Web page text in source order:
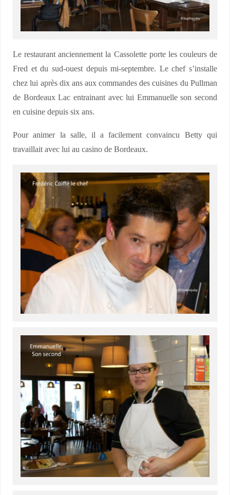
Le restaurant anciennement la Cassolette porte les couleurs de
Fred et du sud-ouest depuis mi-septembre. Le chef s’installe
chez lui après dix ans aux commandes des cuisines du Pullman
de Bordeaux Lac entrainant avec lui Emmanuelle son second
en cuisine depuis six ans.
Pour animer la salle, il a facilement convaincu Betty qui
travaillait avec lui au casino de Bordeaux.